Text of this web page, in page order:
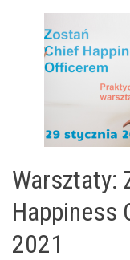
Warsztaty:
Happiness
2021